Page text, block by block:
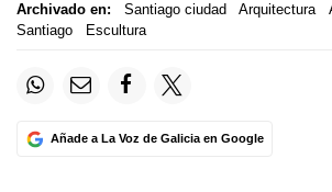
Archivado en: Santiago ciudad Arquitectura
Santiago
Escultura
Añade a La Voz de Galicia en Google